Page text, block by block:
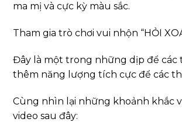
ma mị và cực kỳ màu sắc.
Tham gia trò chơi vui nhộn “HỎI
Đây là một trong những dịp để
thêm năng lượng tích cực để các
Cùng nhìn lại những khoảnh khắc
video sau đây: